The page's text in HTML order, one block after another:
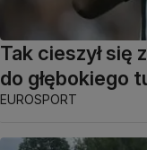
Tak cieszył się
do głębokiego
EUROSPORT